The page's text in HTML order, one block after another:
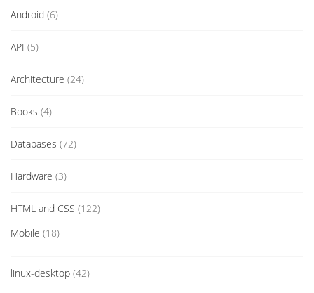
Android (6)
API (5)
Architecture (24)
Books (4)
Databases (72)
Hardware (3)
HTML and CSS (122)
Mobile (18)
linux-desktop (42)